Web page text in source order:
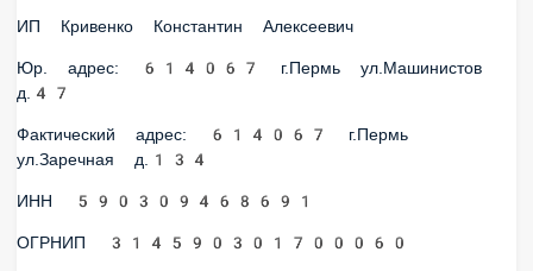
ИП Кривенко Константин Алексеевич
Юр. адрес: 614067 г.Пермь ул.Машинистов
д.47
Фактический адрес: 614067 г.Пермь
ул.Заречная д.134
ИНН 590309468691
ОГРНИП 314590301700060